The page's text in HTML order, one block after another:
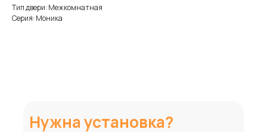
Тип двери: Межкомнатная
Серия: Моника
Нужна установка?